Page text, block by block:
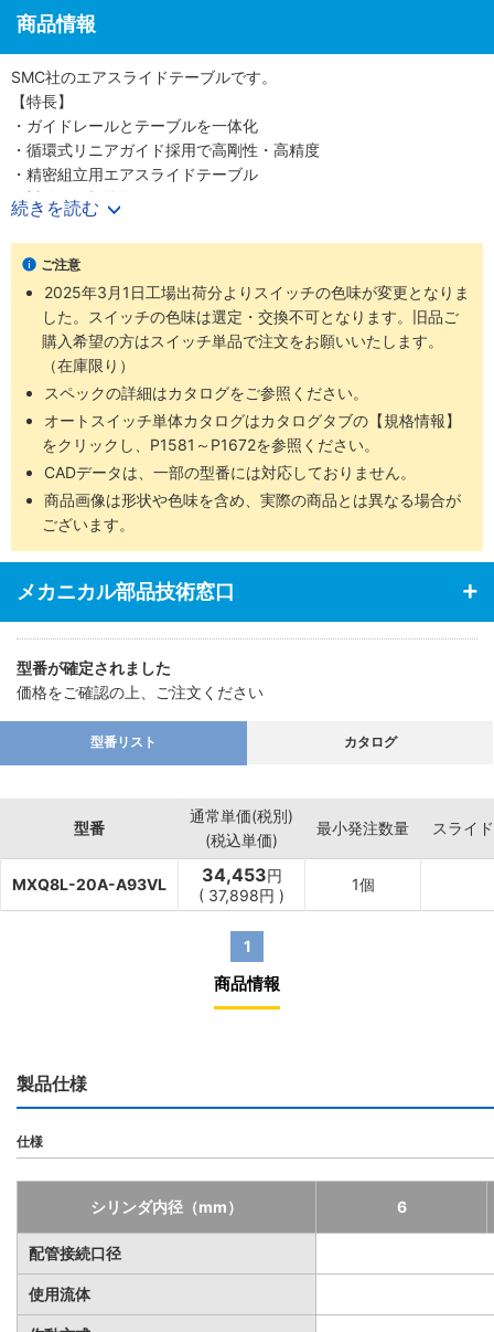
商品情報
SMC社のエアスライドテーブルです。
【特長】
・ガイドレールとテーブルを一体化
・循環式リニアガイド採用で高剛性・高精度
・精密組立用エアスライドテーブル
・対称形も標準化
・安全面を考慮したオートスイッチ取付溝
・豊富なオプション群
・耐荷重性の向上
・ワーク・ボディの取付再現性向上
・エンドプレート部強度アップ
・エンドプレートは超々ジュラルミンを使用（バッファ付は除く）
続きを読む
ご注意
2025年3月1日工場出荷分よりスイッチの色味が変更となりま
した。スイッチの色味は選定・交換不可となります。旧品ご
購入希望の方はスイッチ単品で注文をお願いいたします。
（在庫限り）
スペックの詳細はカタログをご参照ください。
オートスイッチ単体カタログはカタログタブの【規格情報】
をクリックし、P1581～P1672を参照ください。
CADデータは、一部の型番には対応しておりません。
商品画像は形状や色味を含め、実際の商品とは異なる場合が
ございます。
メカニカル部品技術窓口
型番が確定されました
価格をご確認の上、ご注文ください
型番リスト カタログ
型番
通常単価(税別)
(税込単価)
最小発注数量 スライ
MXQ8L-20A-A93VL 34,453円
( 37,898円 )
1個
1
商品情報
製品仕様
仕様
シリンダ内径（mm） 6
配管接続口径
使用流体